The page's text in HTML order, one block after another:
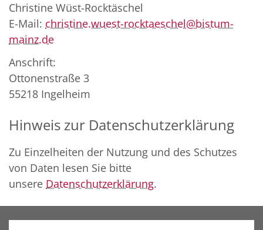
Christine Wüst-Rocktäschel
E-Mail: christine.wuest-rocktaeschel@bistum-
mainz.de
Anschrift:
Ottonenstraße 3
55218 Ingelheim
Hinweis zur Datenschutzerklärung
Zu Einzelheiten der Nutzung und des Schutzes
von Daten lesen Sie bitte
unsere Datenschutzerklärung.